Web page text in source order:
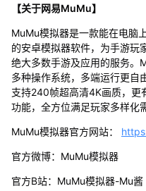
【关于网易MuMu】
MuMu模拟器是一款能在电脑
的安卓模拟器软件，为手游玩
绝大多数手游及应用的服务。
多种操作系统，多端运行更自
支持240帧超高清4K画质，更
功能，全方位满足玩家多样化
MuMu模拟器官方网站：
官方微博：MuMu模拟器
官方B站：MuMu模拟器-Mu酱